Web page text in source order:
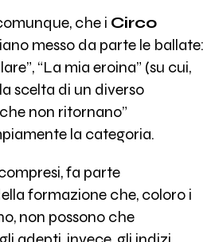
che i Circo
messo da parte le ballate:
“La mia eroina” (su cui,
scelta di un diverso
non ritornano”
la categoria.
fa parte
formazione che, coloro i
non possono che